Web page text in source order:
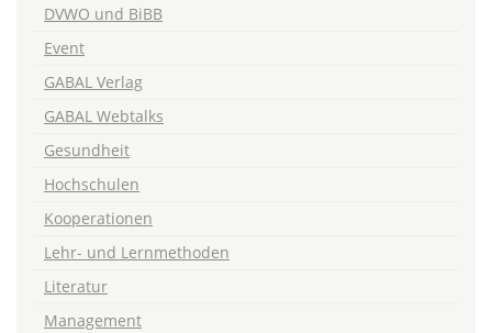
DVWO und BiBB
Event
GABAL Verlag
GABAL Webtalks
Gesundheit
Hochschulen
Kooperationen
Lehr- und Lernmethoden
Literatur
Management